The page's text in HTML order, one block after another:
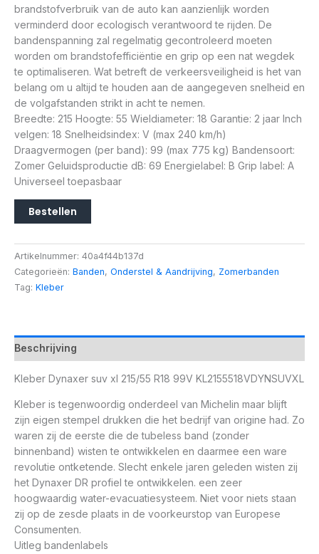
brandstofverbruik van de auto kan aanzienlijk worden
verminderd door ecologisch verantwoord te rijden. De
bandenspanning zal regelmatig gecontroleerd moeten
worden om brandstofefficiëntie en grip op een nat wegdek
te optimaliseren. Wat betreft de verkeersveiligheid is het van
belang om u altijd te houden aan de aangegeven snelheid en
de volgafstanden strikt in acht te nemen.
Breedte: 215 Hoogte: 55 Wieldiameter: 18 Garantie: 2 jaar Inch
velgen: 18 Snelheidsindex: V (max 240 km/h)
Draagvermogen (per band): 99 (max 775 kg) Bandensoort:
Zomer Geluidsproductie dB: 69 Energielabel: B Grip label: A
Universeel toepasbaar
Bestellen
Artikelnummer: 40a4f44b137d
Categorieën: Banden, Onderstel & Aandrijving, Zomerbanden
Tag: Kleber
Beschrijving
Kleber Dynaxer suv xl 215/55 R18 99V KL2155518VDYNSUVXL
Kleber is tegenwoordig onderdeel van Michelin maar blijft
zijn eigen stempel drukken die het bedrijf van origine had. Zo
waren zij de eerste die de tubeless band (zonder
binnenband) wisten te ontwikkelen en daarmee een ware
revolutie ontketende. Slecht enkele jaren geleden wisten zij
het Dynaxer DR profiel te ontwikkelen. een zeer
hoogwaardig water-evacuatiesysteem. Niet voor niets staan
zij op de zesde plaats in de voorkeurstop van Europese
Consumenten.
Uitleg bandenlabels